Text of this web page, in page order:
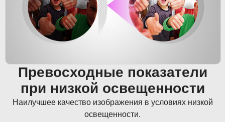
Превосходные показатели
при низкой освещенности
Наилучшее качество изображения в условиях низкой
освещенности.